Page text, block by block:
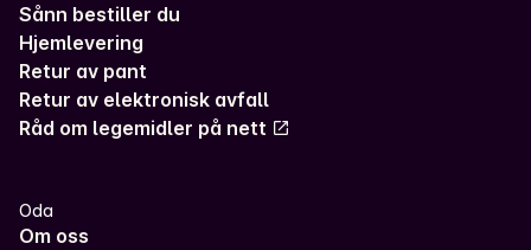
Sånn bestiller du
Hjemlevering
Retur av pant
Retur av elektronisk avfall
Råd om legemidler på nett
Oda
Om oss